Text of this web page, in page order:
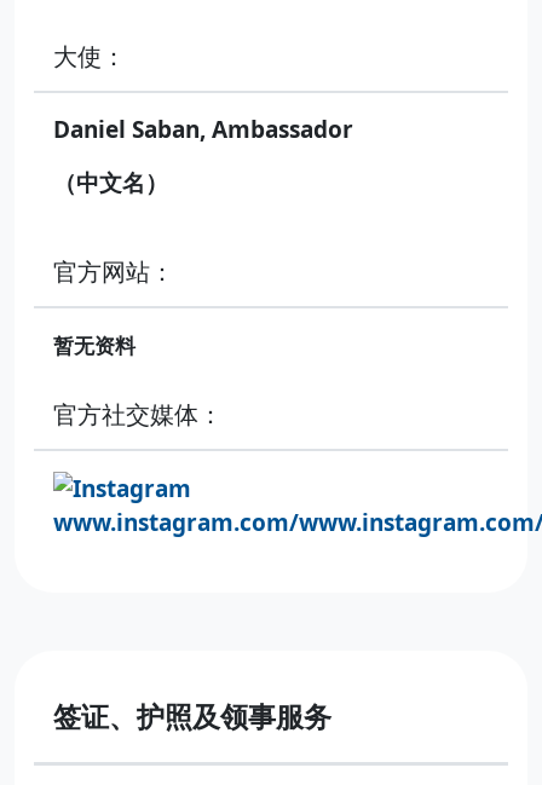
大使：
Daniel Saban, Ambassador
（中文名）
官方网站：
暂无资料
官方社交媒体：
www.instagram.com/
签证、护照及领事服务